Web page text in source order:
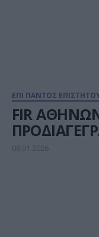
ΕΠΙ ΠΑΝΤΟΣ
FIR
08.01.2026